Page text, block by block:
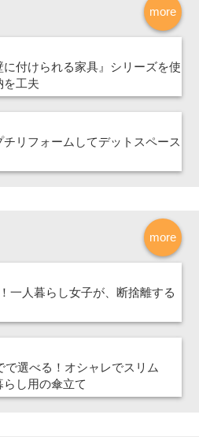
more
に付けられる家具』シリーズを使
を工夫
チリフォームしてデットスペース
more
一人暮らし女子が、断捨離する
で選べる！オシャレでスリム
らし用の傘立て